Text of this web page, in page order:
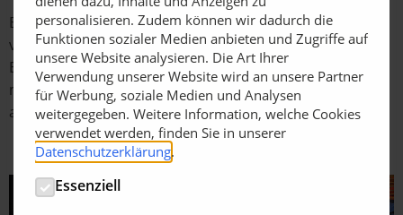
Besonders praktisch: Die Leuchte regelt ihr Verhalten
vollkommen automatisch und benötigt keine weiteren
Einstellungen. Die optionale Grundhelligkeit macht es
möglich, dass sich die Leuchte bei Dunkelheit
automatisch auf den gedimmten Wert einschaltet.
personalisieren. Zudem können wir dadurch die
Funktionen sozialer Medien anbieten und Zugriffe auf
unsere Website analysieren. Die Art Ihrer
Verwendung unserer Website wird an unsere Partner
für Werbung, soziale Medien und Analysen
weitergegeben. Weitere Information, welche Cookies
verwendet werden, finden Sie in unserer
Datenschutzerklärung.
Essenziell